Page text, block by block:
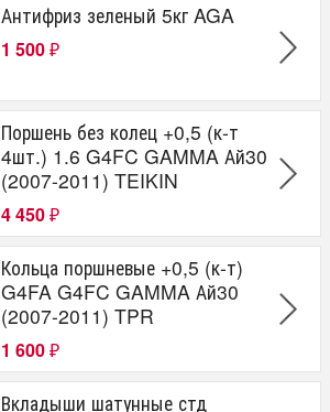
Антифриз зеленый 5кг AGA
1 500 ₽
Поршень без колец +0,5 (к-т
4шт.) 1.6 G4FC GAMMA Ай30
(2007-2011) TEIKIN
4 450 ₽
Кольца поршневые +0,5 (к-т)
G4FA G4FC GAMMA Ай30
(2007-2011) TPR
1 600 ₽
Вкладыши шатунные стд